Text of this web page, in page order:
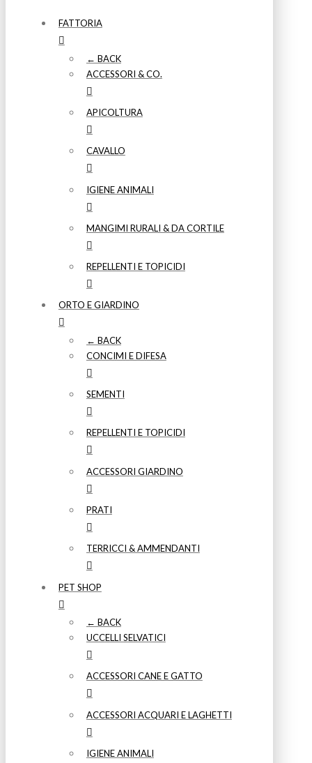
FATTORIA
← BACK
ACCESSORI & CO.
APICOLTURA
CAVALLO
IGIENE ANIMALI
MANGIMI RURALI & DA CORTILE
REPELLENTI E TOPICIDI
ORTO E GIARDINO
← BACK
CONCIMI E DIFESA
SEMENTI
REPELLENTI E TOPICIDI
ACCESSORI GIARDINO
PRATI
TERRICCI & AMMENDANTI
PET SHOP
← BACK
UCCELLI SELVATICI
ACCESSORI CANE E GATTO
ACCESSORI ACQUARI E LAGHETTI
IGIENE ANIMALI